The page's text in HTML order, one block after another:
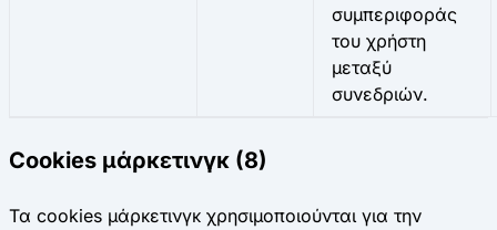
συμπεριφοράς
του χρήστη
μεταξύ
συνεδριών.
Cookies μάρκετινγκ (8)
Τα cookies μάρκετινγκ χρησιμοποιούνται για την